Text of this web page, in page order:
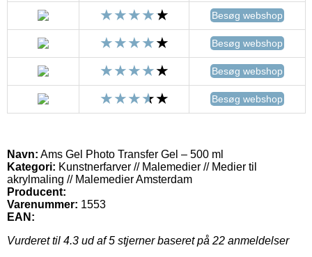
Besøg webshop
Besøg webshop
Besøg webshop
Besøg webshop
Navn: Ams Gel Photo Transfer Gel – 500 ml
Kategori: Kunstnerfarver // Malemedier // Medier til
akrylmaling // Malemedier Amsterdam
Producent:
Varenummer: 1553
EAN:
Vurderet til 4.3 ud af 5 stjerner baseret på 22 anmeldelser